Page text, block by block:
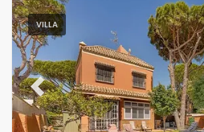
VILLA
Previous